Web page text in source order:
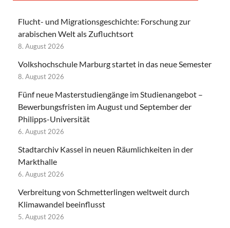
Flucht- und Migrationsgeschichte: Forschung zur
arabischen Welt als Zufluchtsort
8. August 2026
Volkshochschule Marburg startet in das neue Semester
8. August 2026
Fünf neue Masterstudiengänge im Studienangebot –
Bewerbungsfristen im August und September der
Philipps-Universität
6. August 2026
Stadtarchiv Kassel in neuen Räumlichkeiten in der
Markthalle
6. August 2026
Verbreitung von Schmetterlingen weltweit durch
Klimawandel beeinflusst
5. August 2026